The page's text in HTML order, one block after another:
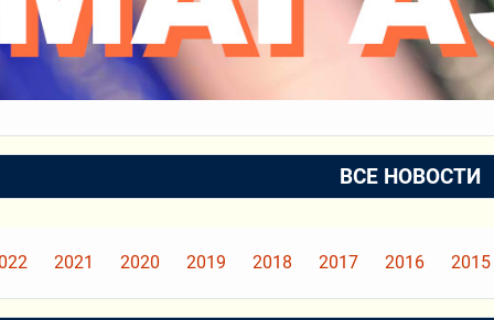
ВСЕ НОВОСТИ
2021 2020 2019 2018 2017 2016 2015